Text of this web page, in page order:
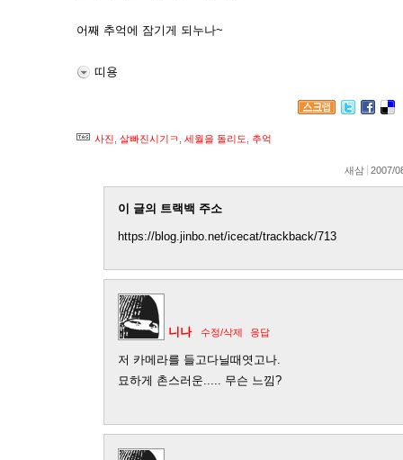
어째 추억에 잠기게 되누나~
띠용
사진 살빠진시기ㅋ 세월을 돌리도 추억
새삼 2007/
이 글의 트랙백 주소
https://blog.jinbo.net/icecat/trackback/713
니나 수정/삭제 응답
저 카메라를 들고다닐때엿고나.
묘하게 촌스러운..... 무슨 느낌?